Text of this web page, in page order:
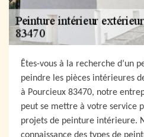
Êtes-vous à la recherche d’un
peindre les pièces intérieures
à Pourcieux 83470, notre
peut se mettre à votre service
projets de peinture intérieure.